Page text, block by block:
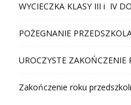
WYCIECZKA KLASY III i IV
POŻEGNANIE
UROCZYSTE
Zakończenie roku